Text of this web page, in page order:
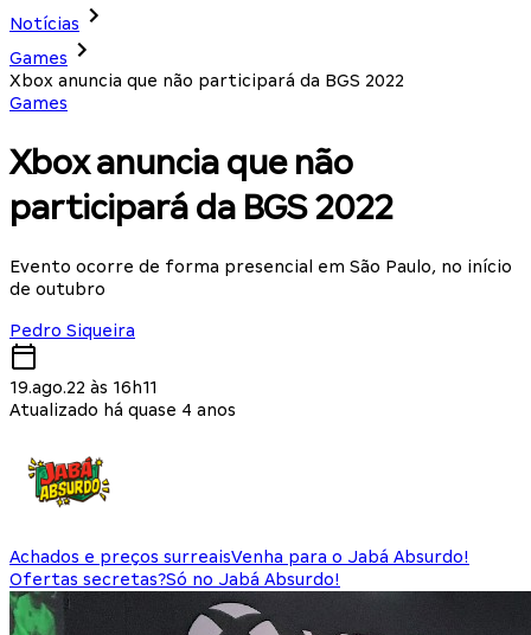
Notícias
Games
Xbox anuncia que não participará da BGS 2022
Games
Xbox anuncia que não
participará da BGS 2022
Evento ocorre de forma presencial em São Paulo, no início
de outubro
Pedro Siqueira
19.ago.22 às 16h11
Atualizado há quase 4 anos
Achados e preços surreaisVenha para o Jabá Absurdo!
Ofertas secretas?Só no Jabá Absurdo!